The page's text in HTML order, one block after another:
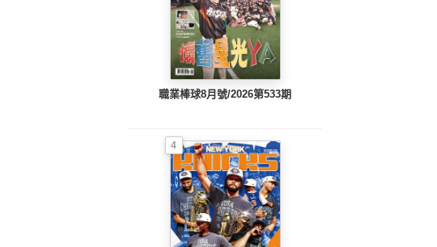
職業棒球8月號/2026第533期
4